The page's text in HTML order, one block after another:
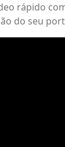
rápido
do seu